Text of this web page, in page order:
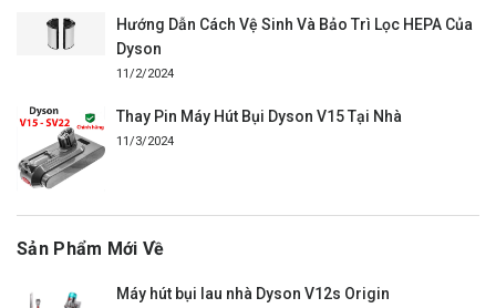
Hướng Dẫn Cách Vệ Sinh Và Bảo Trì Lọc HEPA Của
Dyson
11/2/2024
Thay Pin Máy Hút Bụi Dyson V15 Tại Nhà
11/3/2024
Sản Phẩm Mới Về
Máy hút bụi lau nhà Dyson V12s Origin